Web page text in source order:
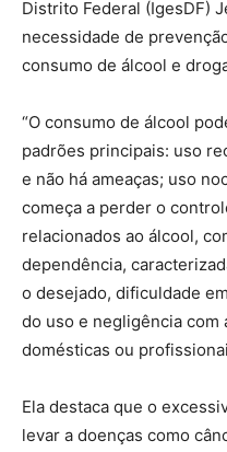
Distrito Federal (IgesDF)
necessidade de
consumo de álcool e
“O consumo de álcool
padrões principais: uso
e não há ameaças; uso
começa a perder o
relacionados ao álcool,
dependência,
o desejado, dificuldade
do uso e negligência com
domésticas ou
Ela destaca que o
levar a doenças como